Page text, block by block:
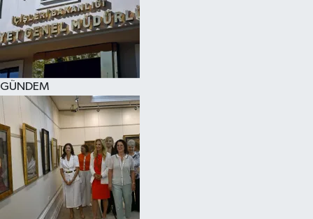
GÜNDEM